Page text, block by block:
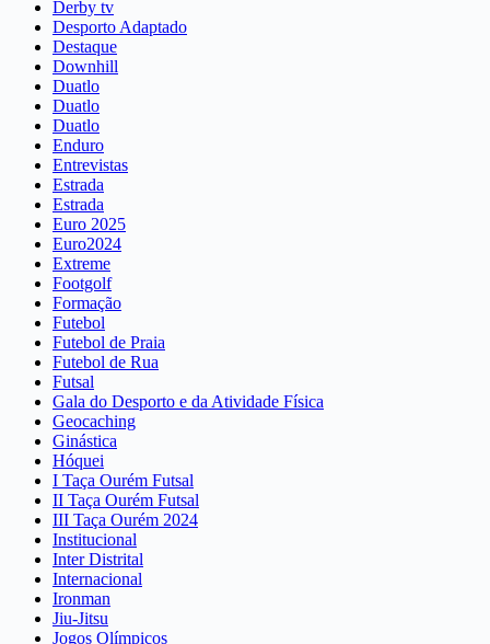
Derby tv
Desporto Adaptado
Destaque
Downhill
Duatlo
Duatlo
Duatlo
Enduro
Entrevistas
Estrada
Estrada
Euro 2025
Euro2024
Extreme
Footgolf
Formação
Futebol
Futebol de Praia
Futebol de Rua
Futsal
Gala do Desporto e da Atividade Física
Geocaching
Ginástica
Hóquei
I Taça Ourém Futsal
II Taça Ourém Futsal
III Taça Ourém 2024
Institucional
Inter Distrital
Internacional
Ironman
Jiu-Jitsu
Jogos Olímpicos